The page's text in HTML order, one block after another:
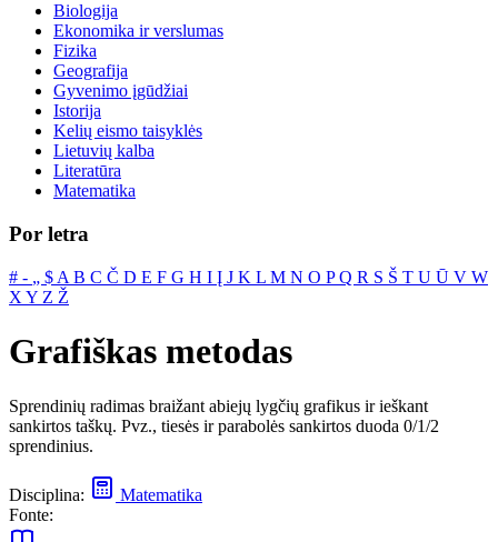
Biologija
Ekonomika ir verslumas
Fizika
Geografija
Gyvenimo įgūdžiai
Istorija
Kelių eismo taisyklės
Lietuvių kalba
Literatūra
Matematika
Por letra
# ‐ „ $ A B C Č D E F G H I Į J K L M N O PQ R S Š T U Ū V W
X Y Z Ž
Grafiškas metodas
Sprendinių radimas braižant abiejų lygčių grafikus ir ieškant
sankirtos taškų. Pvz., tiesės ir parabolės sankirtos duoda 0/1/2
sprendinius.
Disciplina:
Matematika
Fonte: